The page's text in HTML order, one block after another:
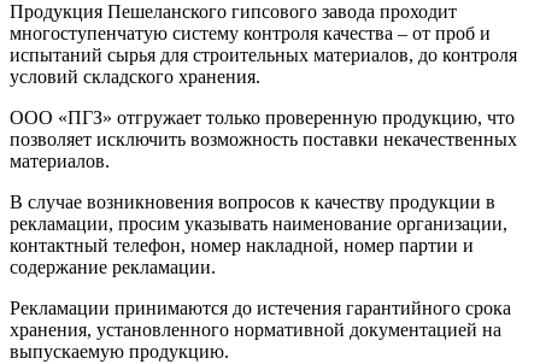
Продукция Пешеланского гипсового завода проходит
многоступенчатую систему контроля качества – от проб и
испытаний сырья для строительных материалов, до контроля
условий складского хранения.
ООО «ПГЗ» отгружает только проверенную продукцию, что
позволяет исключить возможность поставки некачественных
материалов.
В случае возникновения вопросов к качеству продукции в
рекламации, просим указывать наименование организации,
контактный телефон, номер накладной, номер партии и
содержание рекламации.
Рекламации принимаются до истечения гарантийного срока
хранения, установленного нормативной документацией на
выпускаемую продукцию.